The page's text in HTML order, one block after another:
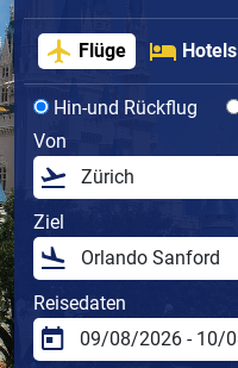
Flüge Hotels
Hin-und Rückflug
Von
Ziel
Reisedaten